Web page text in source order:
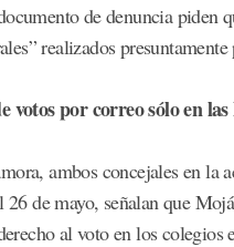
de denuncia piden
realizados
votos por correo sólo en
ambos concejales en la
26 de mayo, señalan que
al voto en los